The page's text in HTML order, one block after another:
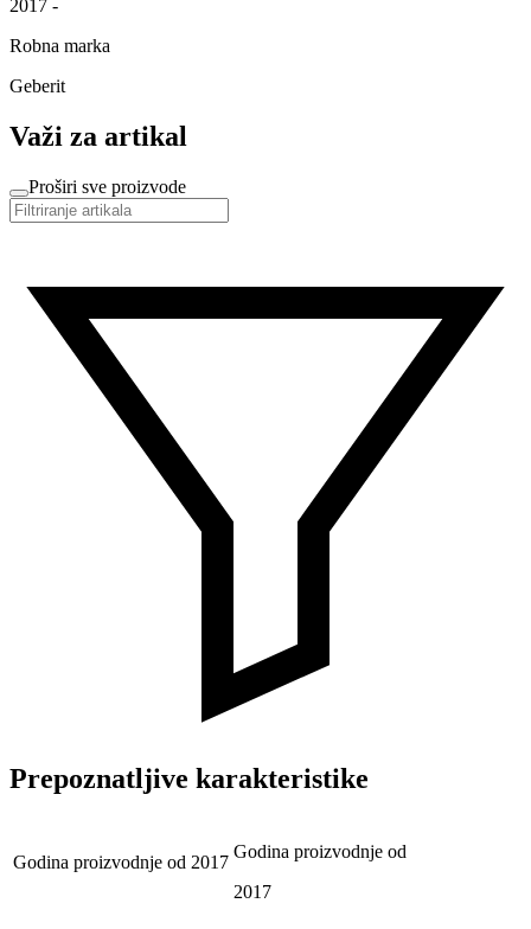
2017 -
Robna marka
Geberit
Važi za artikal
Proširi sve proizvode
Prepoznatljive karakteristike
Godina proizvodnje od 2017
Godina proizvodnje od
2017